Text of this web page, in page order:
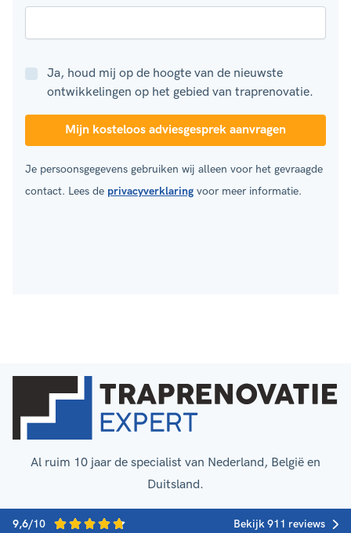
Ja, houd mij op de hoogte van de nieuwste
ontwikkelingen op het gebied van traprenovatie.
Je persoonsgegevens gebruiken wij alleen voor het gevraagde
contact. Lees de privacyverklaring voor meer informatie.
Al ruim 10 jaar de specialist van Nederland, België en
Duitsland.
9,6/10 Bekijk 911 reviews